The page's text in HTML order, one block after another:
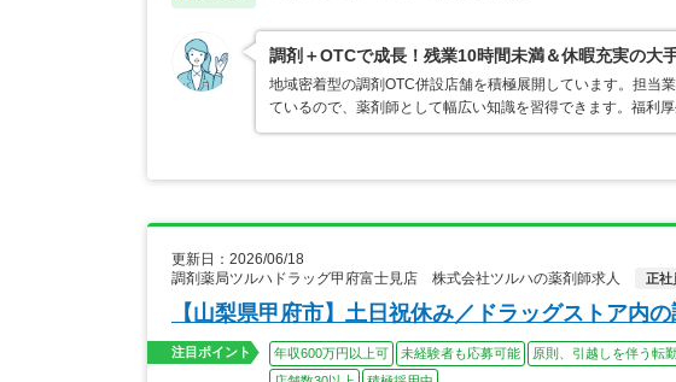
調剤＋OTCで成長！残業10時間未満＆休暇充実の大
地域密着型の調剤OTC併設店舗を積極展開しています。担当
ているので、薬剤師として幅広い知識を習得できます。福利
更新日：2026/06/18
調剤薬局ツルハドラッグ甲府富士見店 株式会社ツルハの薬剤師求人
正社
【山梨県甲府市】土日祝休み／ドラッグストア内
注目ポイント 年収600万円以上可 未経験者も応募可能 原則、引越しを伴う転